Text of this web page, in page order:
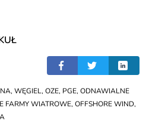
, WĘGIEL, OZE, PGE, ODNAWIALNE
FARMY WIATROWE, OFFSHORE WIND,